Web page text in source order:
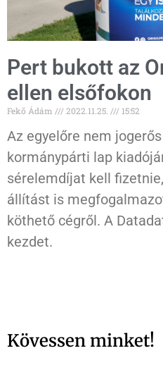
Pert bukott az
ellen elsőfokon
Fekő Ádám 2022.11.25. 15:52
Az egyelőre nem
kormánypárti lap
sérelemdíjat kell
állítást is
köthető cégről. A
kezdet.
Kövessen minket!